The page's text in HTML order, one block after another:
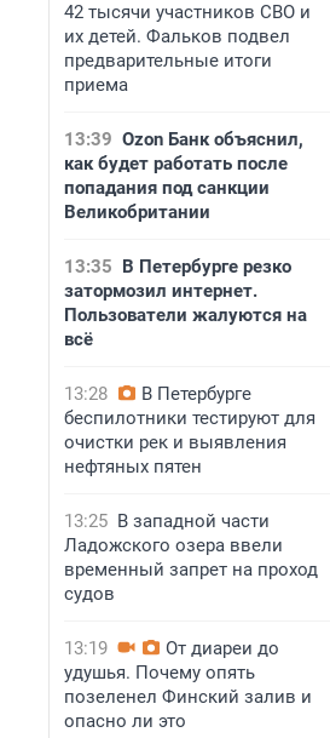
42 тысячи участников СВО и
их детей. Фальков подвел
предварительные итоги
приема
13:39 Ozon Банк объяснил,
как будет работать после
попадания под санкции
Великобритании
13:35 В Петербурге резко
затормозил интернет.
Пользователи жалуются на
всё
13:28
В Петербурге
беспилотники тестируют для
очистки рек и выявления
нефтяных пятен
13:25 В западной части
Ладожского озера ввели
временный запрет на проход
судов
13:19
От диареи до
удушья. Почему опять
позеленел Финский залив и
опасно ли это